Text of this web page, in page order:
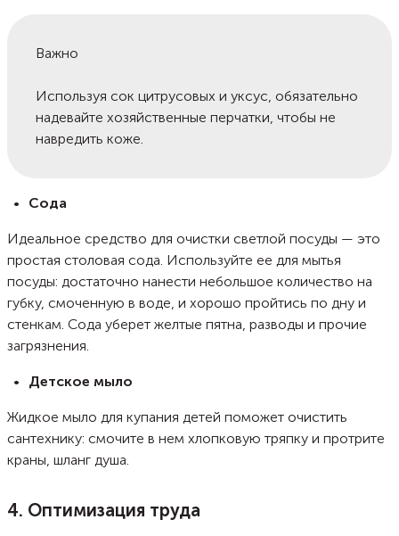
Важно
Используя сок цитрусовых и уксус, обязательно
надевайте хозяйственные перчатки, чтобы не
навредить коже.
Сода
Идеальное средство для очистки светлой посуды — это
простая столовая сода. Используйте ее для мытья
посуды: достаточно нанести небольшое количество на
губку, смоченную в воде, и хорошо пройтись по дну и
стенкам. Сода уберет желтые пятна, разводы и прочие
загрязнения.
Детское мыло
Жидкое мыло для купания детей поможет очистить
сантехнику: смочите в нем хлопковую тряпку и протрите
краны, шланг душа.
4. Оптимизация труда